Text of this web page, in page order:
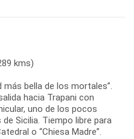
kms)
más bella de los mortales”.
hacia Trapani con
uno de los pocos
Sicilia. Tiempo libre para
o “Chiesa Madre”.